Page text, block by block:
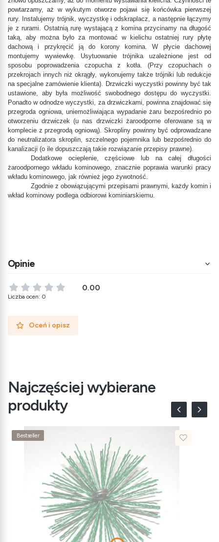
powtarzamy, aż w wykutym otworze pojawi się końcówka pierwszej
rury. Instalujemy trójnik, wyczystkę i odskraplacz, a następnie łączymy
je z rurami. Ostatnią rurę wystającą z komina przycinamy na długość
taką, aby można było za montować w kielichu ostatniej rury płytę
dachową i przykręcić ją do korony komina. W płycie dachowej
montujemy wywiewkę. Usytuowanie trójnika uzależnione jest od
sposobu poprowadzenia czopucha z kotła. (Przy czopuchach o
przekrojach innych niż okrągły, wykonujemy także trójniki lub redukcje
na specjalne zamówienie klienta). Drzwiczki wyczystki powinny być tak
ustawione, aby była możliwość swobodnego dostępu do wyczystki.
Ponadto w odnodze wyczystki, za drzwiczkami, powinna znajdować się
przegroda ogniowa, uniemożliwiająca wypadanie żaru bezpośrednio po
otworzeniu drzwiczek (u nas drzwiczki żaroodporne oferowane są w
komplecie z przegrodą ogniową). Skropliny powinny być odprowadzane
do neutralizatora skroplin, szczelnego pojemnika lub bezpośrednio do
kanalizacji (o ile dopuszczają takie rozwiązanie przepisy prawne).
Dodatkowe ocieplenie, częściowe lub na całej długości
żaroodpornego wkładu kominowego, znacznie poprawia warunki pracy
wkładu kominowego, jak również jego żywotność.
Zgodnie z obowiązującymi przepisami prawnymi, każdy komin i
wkład kominowy podlega odbiorowi kominiarskiemu.
Opinie
0.00
Liczba ocen: 0
Oceń i opisz
Najczęściej wybierane
produkty
Bestseller